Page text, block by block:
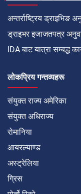
अन्तर्राष्ट्रिय ड्राइभिङ
ड्राइभर इजाजतपत्र
IDA बाट यात्रा सम्बद्ध
लोकप्रिय गन्तव्यहरू
संयुक्त राज्य अमेरिका
संयुक्त अधिराज्य
रोमानिया
आयरल्याण्ड
अस्ट्रेलिया
ग्रिस